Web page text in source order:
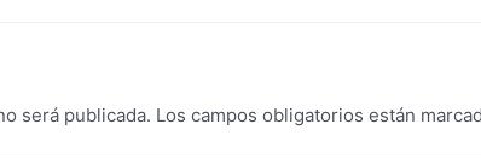
será publicada. Los campos obligatorios están